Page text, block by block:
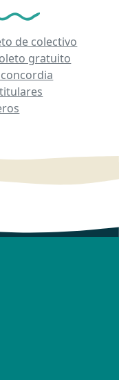
de colectivo
gratuito
titulares